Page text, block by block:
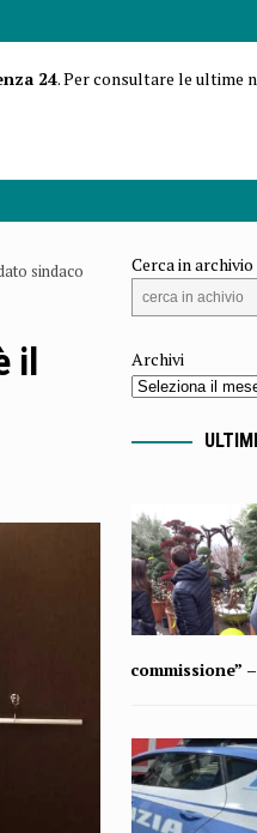
24. Per consultare le ultime
sindaco
il
Cerca in
Archivi
commissione”